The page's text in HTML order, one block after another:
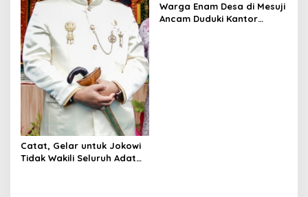
Catat, Gelar untuk Jokowi
Tidak Wakili Seluruh Adat
Warga Enam Desa di Mesuji
Ancam Duduki Kantor